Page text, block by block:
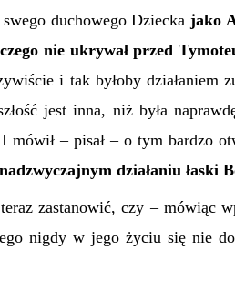
swego duchowego Dzieckajako
nie ukrywał przed
i tak byłoby działaniem
jest inna, niż była
mówił – pisał – o tym bardzo
działaniu łaski
zastanowić, czy – mówiąc
nigdy w jego życiu się nie